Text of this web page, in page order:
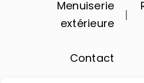
Menuiserie
extérieure
Contact